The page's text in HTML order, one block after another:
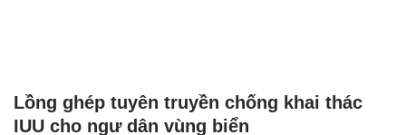
Lồng ghép tuyên truyền chống khai thác
IUU cho ngư dân vùng biển